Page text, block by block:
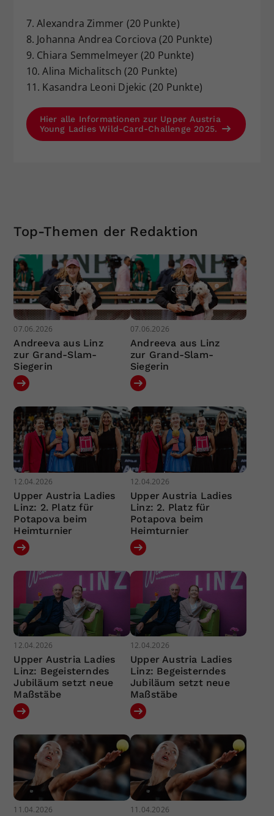
7. Alexandra Zimmer (20 Punkte)
8. Johanna Andrea Corciova (20 Punkte)
9. Chiara Semmelmeyer (20 Punkte)
10. Alina Michalitsch (20 Punkte)
11. Kasandra Leoni Djekic (20 Punkte)
Hier alle Informationen zur Upper Austria
Young Ladies Wild-Card-Challenge 2025.
Top-Themen der Redaktion
07.06.2026
Andreeva aus Linz
zur Grand-Slam-
Siegerin
07.06.2026
Andreeva aus Linz
zur Grand-Slam-
Siegerin
12.04.2026
Upper Austria Ladies
Linz: 2. Platz für
Potapova beim
Heimturnier
12.04.2026
Upper Austria Ladies
Linz: 2. Platz für
Potapova beim
Heimturnier
12.04.2026
Upper Austria Ladies
Linz: Begeisterndes
Jubiläum setzt neue
Maßstäbe
12.04.2026
Upper Austria Ladies
Linz: Begeisterndes
Jubiläum setzt neue
Maßstäbe
11.04.2026 11.04.2026